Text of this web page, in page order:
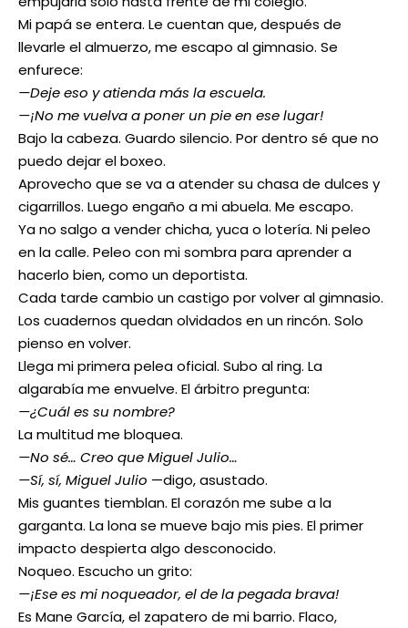
Mi papá se entera. Le cuentan que, después de
llevarle el almuerzo, me escapo al gimnasio. Se
enfurece:
—Deje eso y atienda más la escuela.
—¡No me vuelva a poner un pie en ese lugar!
Bajo la cabeza. Guardo silencio. Por dentro sé que no
puedo dejar el boxeo.
Aprovecho que se va a atender su chasa de dulces y
cigarrillos. Luego engaño a mi abuela. Me escapo.
Ya no salgo a vender chicha, yuca o lotería. Ni peleo
en la calle. Peleo con mi sombra para aprender a
hacerlo bien, como un deportista.
Cada tarde cambio un castigo por volver al gimnasio.
Los cuadernos quedan olvidados en un rincón. Solo
pienso en volver.
Llega mi primera pelea oficial. Subo al ring. La
algarabía me envuelve. El árbitro pregunta:
—¿Cuál es su nombre?
La multitud me bloquea.
—No sé… Creo que Miguel Julio…
—Sí, sí, Miguel Julio —digo, asustado.
Mis guantes tiemblan. El corazón me sube a la
garganta. La lona se mueve bajo mis pies. El primer
impacto despierta algo desconocido.
Noqueo. Escucho un grito:
—¡Ese es mi noqueador, el de la pegada brava!
Es Mane García, el zapatero de mi barrio. Flaco,